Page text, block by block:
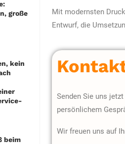
große
kein
beim
Mit modernsten
Entwurf, die
Senden Sie uns
persönlichem
Wir freuen uns auf